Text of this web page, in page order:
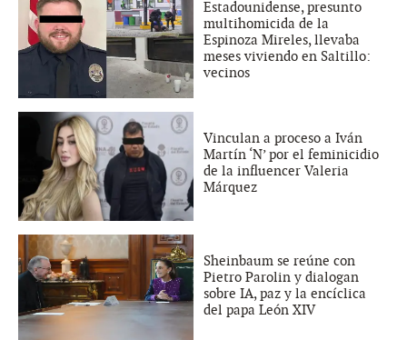
Estadounidense, presunto
multihomicida de la
Espinoza Mireles, llevaba
meses viviendo en Saltillo:
vecinos
Vinculan a proceso a Iván
Martín ‘N’ por el feminicidio
de la influencer Valeria
Márquez
Sheinbaum se reúne con
Pietro Parolin y dialogan
sobre IA, paz y la encíclica
del papa León XIV